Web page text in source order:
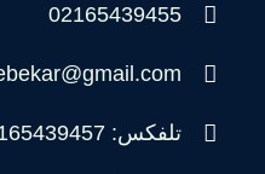
02165439455
تلفکس: 02165439457